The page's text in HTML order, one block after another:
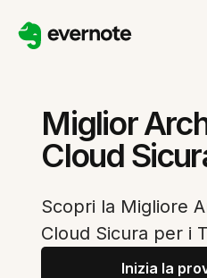
Miglior
Cloud
Scopri la Migliore
Cloud Sicura per i
Inizia la